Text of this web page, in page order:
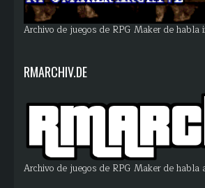
Archivo de juegos de RPG Maker de habla
RMARCHIV.DE
Archivo de juegos de RPG Maker de habla